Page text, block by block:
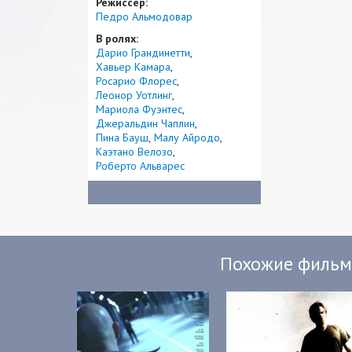
Педро Альмодовар
В ролях:
Дарио Грандинетти
Хавьер Камара
Росарио Флорес
Леонор Уотлинг
Мариола Фуэнтес
Джеральдин Чаплин
Пина Бауш Малу Айродо
Каэтано Велозо
Роберто Альварес
Похожие